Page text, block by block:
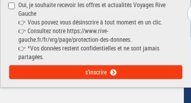
Oui, je souhaite recevoir les offres et actualités Voyages Rive
Gauche
👉 Vous pouvez vous désinscrire à tout moment en un clic.
👉 Consultez notrehttps://www.rive-
gauche.fr/fr/vrg/page/protection-des-donnees
👉 *Vos données restent confidentielles et ne sont jamais
partagées.
s’inscrire